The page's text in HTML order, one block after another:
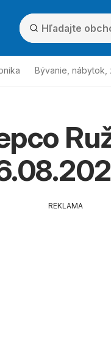
Bývanie, nábytok,
REKLAMA